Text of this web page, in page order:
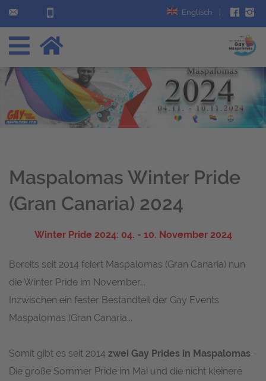
Englisch
Maspalomas Winter Pride
(Gran Canaria) 2024
Winter Pride 2024: 04. - 10. November 2024
Bereits seit 2014 feiert Maspalomas (Gran Canaria) nun
die Winter Pride im November...
Inzwischen ein fester Bestandteil der Gay Events
Maspalomas (Gran Canaria...
Somit gibt es seit 2014 zwei Gay Prides in Maspalomas -
Die große Sommer Pride im Mai und die nicht kleinere